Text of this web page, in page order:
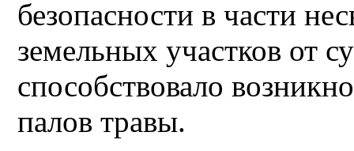
безопасности в части
земельных участков от
способствовало
палов травы.